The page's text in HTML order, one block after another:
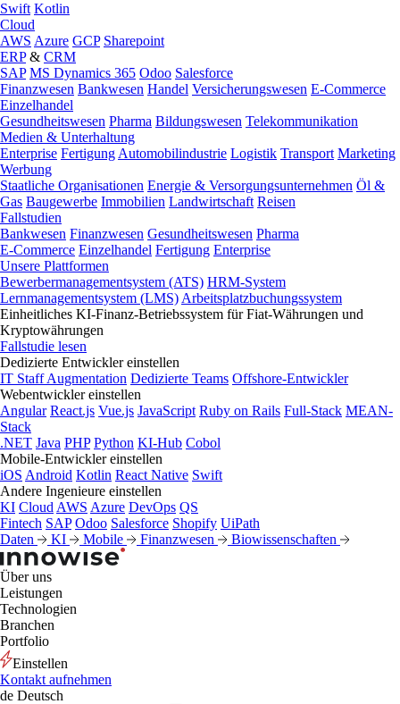
Swift Kotlin
Cloud
AWS Azure GCP Sharepoint
ERP& CRM
SAP MS Dynamics 365 Odoo Salesforce
Finanzwesen Bankwesen Handel Versicherungswesen E-Commerce
Einzelhandel
Gesundheitswesen Pharma Bildungswesen Telekommunikation
Medien & Unterhaltung
Enterprise Fertigung Automobilindustrie Logistik Transport Marketing
Werbung
Staatliche Organisationen Energie & Versorgungsunternehmen Öl &
Gas Baugewerbe Immobilien Landwirtschaft Reisen
Fallstudien
Bankwesen Finanzwesen Gesundheitswesen Pharma
E-Commerce Einzelhandel Fertigung Enterprise
Unsere Plattformen
Bewerbermanagementsystem (ATS) HRM-System
Lernmanagementsystem (LMS) Arbeitsplatzbuchungssystem
Einheitliches KI-Finanz-Betriebssystem für Fiat-Währungen und
Kryptowährungen
Fallstudie lesen
Dedizierte Entwickler einstellen
IT Staff Augmentation Dedizierte Teams Offshore-Entwickler
Webentwickler einstellen
Angular React.js Vue.js JavaScript Ruby on Rails Full-Stack MEAN-
Stack
.NET Java PHP Python KI-Hub Cobol
Mobile-Entwickler einstellen
iOS Android Kotlin React Native Swift
Andere Ingenieure einstellen
KI Cloud AWS Azure DevOps QS
Fintech SAP Odoo Salesforce Shopify UiPath
Daten
KI Mobile Finanzwesen Biowissenschaften
Über uns
Leistungen
Technologien
Branchen
Portfolio
Einstellen
Kontakt aufnehmen
de Deutsch